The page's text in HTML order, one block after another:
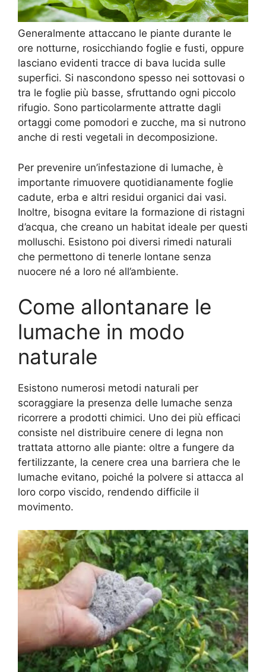
Generalmente attaccano le piante durante le
ore notturne, rosicchiando foglie e fusti, oppure
lasciano evidenti tracce di bava lucida sulle
superfici. Si nascondono spesso nei sottovasi o
tra le foglie più basse, sfruttando ogni piccolo
rifugio. Sono particolarmente attratte dagli
ortaggi come pomodori e zucche, ma si nutrono
anche di resti vegetali in decomposizione.
Per prevenire un’infestazione di lumache, è
importante rimuovere quotidianamente foglie
cadute, erba e altri residui organici dai vasi.
Inoltre, bisogna evitare la formazione di ristagni
d’acqua, che creano un habitat ideale per questi
molluschi. Esistono poi diversi rimedi naturali
che permettono di tenerle lontane senza
nuocere né a loro né all’ambiente.
Come allontanare le
lumache in modo
naturale
Esistono numerosi metodi naturali per
scoraggiare la presenza delle lumache senza
ricorrere a prodotti chimici. Uno dei più efficaci
consiste nel distribuire cenere di legna non
trattata attorno alle piante: oltre a fungere da
fertilizzante, la cenere crea una barriera che le
lumache evitano, poiché la polvere si attacca al
loro corpo viscido, rendendo difficile il
movimento.